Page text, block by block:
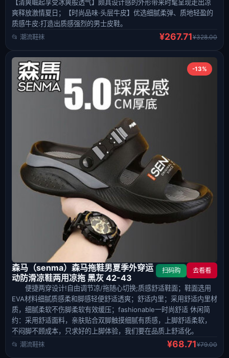
【清爽崛起享受冰爽般透气】颇具设计感的外形带来时髦呈现走出凉
爽释放激情夏日；【时尚品味·头层牛皮】优选细腻柔弹、质地轻盈的
质感牛皮:打造出质感强烈的男士皮鞋。
📂 潮流鞋袜 ¥267.71¥328.00
-13%
森马（senma）森马拖鞋男夏季外穿运
动防滑凉鞋两用凉拖 黑灰 42-43
扫码购 去看看
便捷两穿设计!自由调节凉/拖随心切换;质感舒适鞋面；鞋面选用
EVA材料细腻质感柔和脚感轻便舒适透爽；舒适内里；采用舒适内里材
质，细腻柔软不伤脚柔软有效缓压；fashionable一时尚舒适 休闲简
约：采用舒适面料，亲肤贴合双脚触摸细腻有质感，上脚舒适柔软，
不闷脚不顾成本，只求好的上脚体验，我们要在品质上舒适化。
📂 潮流鞋袜 ¥68.71¥79.00